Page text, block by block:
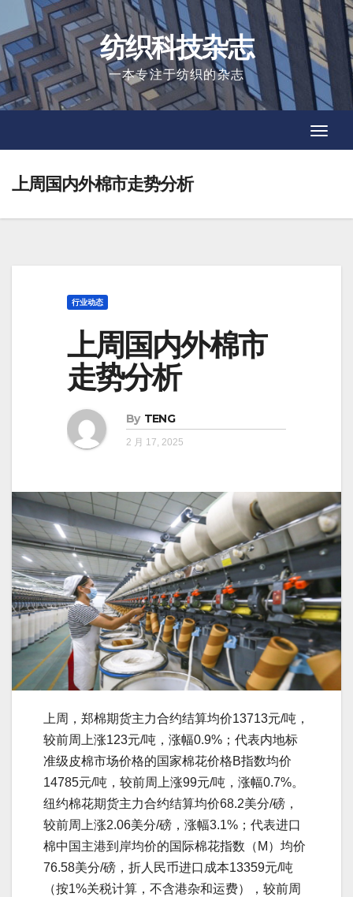
to
content
纺织科技杂志
一本专注于纺织的杂志
上周国内外棉市走势分析
行业动态
上周国内外棉市
走势分析
By TENG
2 月 17, 2025
上周，郑棉期货主力合约结算均价13713元/吨，
较前周上涨123元/吨，涨幅0.9%；代表内地标
准级皮棉市场价格的国家棉花价格B指数均价
14785元/吨，较前周上涨99元/吨，涨幅0.7%。
纽约棉花期货主力合约结算均价68.2美分/磅，
较前周上涨2.06美分/磅，涨幅3.1%；代表进口
棉中国主港到岸均价的国际棉花指数（M）均价
76.58美分/磅，折人民币进口成本13359元/吨
（按1%关税计算，不含港杂和运费），较前周